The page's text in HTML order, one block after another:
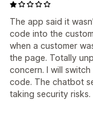
The app said it
code into the
when a customer
the page. Totally
concern. I will
code. The chatbot
taking security risks.